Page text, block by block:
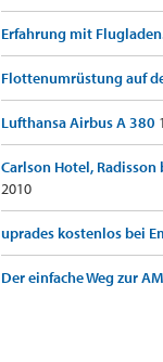
Erfahrung mit
Flottenumrüstung auf
Lufthansa Airbus A 380
Carlson Hotel,
2010
uprades kostenlos bei
Der einfache Weg zur